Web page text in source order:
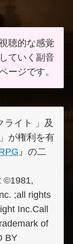
聴的な感覚
ていく副音
ージです。
ライト 」及
が権利を有
』の二
©1981,
;all rights
Inc.Call
of
BY